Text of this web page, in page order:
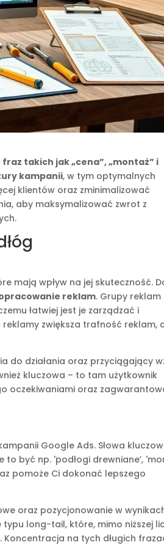
takich jak „cena”, „montaż” i
kampanii, w tym optymalnych
klientów oraz zminimalizować
aby maksymalizować zwrot z
mają wpływ na jej skuteczność.
reklam. Grupy reklam
łatwiej jest je zarządzać i
zwiększa trafność reklam,
do działania oraz przyciągający
kluczowa – to tam użytkownik
oczekiwaniami oraz
Google Ads. Słowa
być np. 'podłogi drewniane’,
pomoże Ci dokonać lepszego
oraz pozycjonowanie w
long-tail, które, mimo niższej
na tych długich